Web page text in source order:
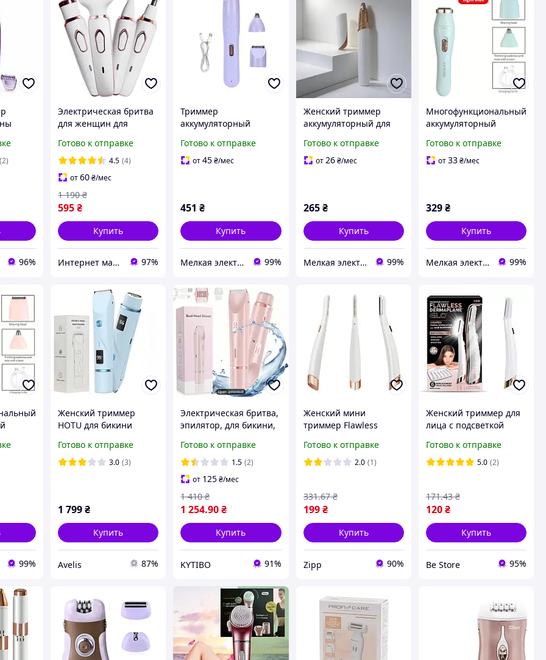
(2)
96%
Электрическая бритва
для женщин для
подмышек
Эффективный
эпилятор Триммер
женский usb
Готово к отправке
4.5 (4)
от60₴/мес
595₴
1 190 ₴
Купить
Интернет магазин "Select Store" 🛒 Только качественные товары по лучшим ценам ✅ 97%
Триммер
аккумуляторный
ZL-8735BS фиолетовый
Готово к отправке
от45₴/мес
451 ₴
Купить
Мелкая электроника и посуда для вашего дома 99%
Женский триммер
аккумуляторный для
Готово к отправке
от26 ₴/мес
265 ₴
Купить
Мелкая электроника и посуда для вашего дома 99%
Многофункциональный
аккумуляторный
HX-676-BR
Готово к отправке
от33₴/мес
329₴
Купить
Мелкая электроника и посуда для вашего дома 99%
99%
Женский триммер
HOTU для бикини
аккумуляторный 400
мАч электрический
Готово к отправке
3.0 (3)
1 799₴
Купить
Avelis 87%
Электрическая бритва,
эпилятор, для бикини,
электробритва,
женский триммер для
лица, усов
Готово к отправке
1.5 (2)
от 125₴/мес
1 254.90₴
1 410 ₴
Купить
KYTIBO 91%
Женский мини
триммер Flawless
Триммер женский для
дермапланинга|
Готово к отправке
2.0 (1)
199 ₴
331.67 ₴
Купить
Zipp 90%
Женский триммер для
лица с подсветкой
GLO / Портативный
мини триммер
Готово к отправке
5.0 (2)
120₴
171.43 ₴
Купить
Be Store 95%